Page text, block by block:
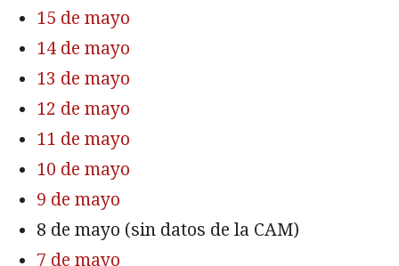
15 de mayo
14 de mayo
13 de mayo
12 de mayo
11 de mayo
10 de mayo
9 de mayo
8 de mayo (sin datos de la CAM)
7 de mayo